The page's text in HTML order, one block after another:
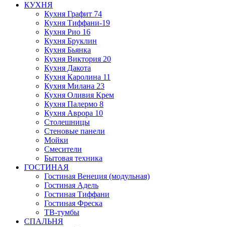
КУХНЯ
Кухня Графит 74
Кухня Тиффани-19
Кухня Рио 16
Кухня Бруклин
Кухня Бьянка
Кухня Виктория 20
Кухня Дакота
Кухня Каролина 11
Кухня Милана 23
Кухня Оливия Крем
Кухня Палермо 8
Кухня Аврора 10
Столешницы
Стеновые панели
Мойки
Смесители
Бытовая техника
ГОСТИНАЯ
Гостиная Венеция (модульная)
Гостиная Адель
Гостиная Тиффани
Гостиная Фреска
ТВ-тумбы
СПАЛЬНЯ